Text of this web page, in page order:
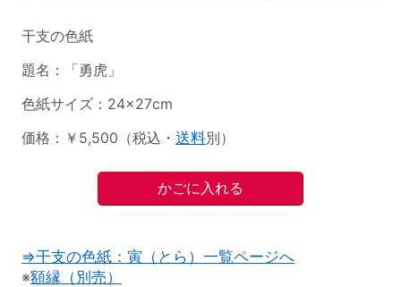
干支の色紙
題名：「勇虎」
色紙サイズ：24×27cm
価格：￥5,500（税込・ 送料別）
⇒干支の色紙：寅（とら）一覧ページへ
※額縁（別売）